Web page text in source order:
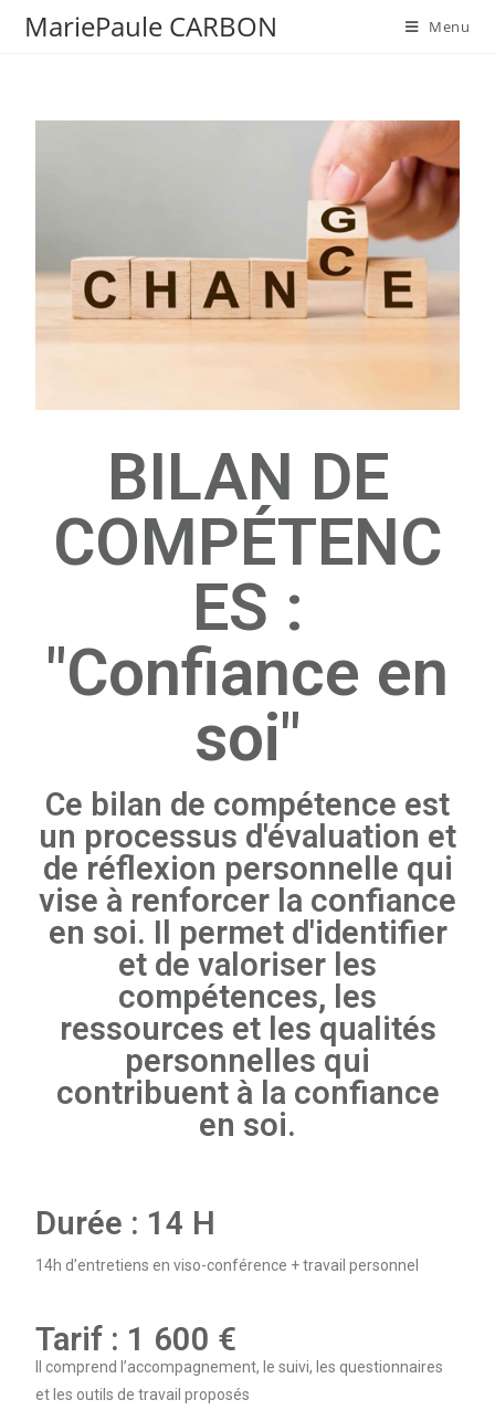
MariePaule CARBON Menu
BILAN DE
COMPÉTENC
ES :
"Confiance en
soi"
Ce bilan de compétence est
un processus d'évaluation et
de réflexion personnelle qui
vise à renforcer la confiance
en soi. Il permet d'identifier
et de valoriser les
compétences, les
ressources et les qualités
personnelles qui
contribuent à la confiance
en soi.
Durée : 14 H
14h d’entretiens en viso-conférence + travail personnel
Tarif : 1 600 €
Il comprend l’accompagnement, le suivi, les questionnaires
et les outils de travail proposés